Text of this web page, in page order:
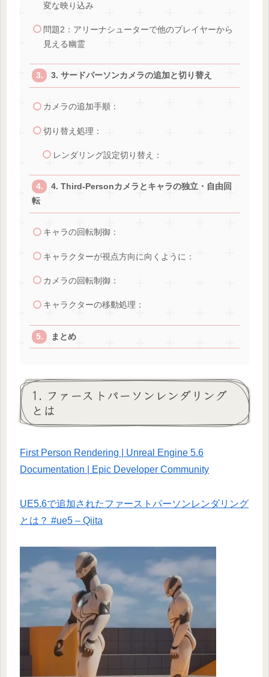
変な映り込み
問題2：アリーナシューターで他のプレイヤーから
見える幽霊
3. サードパーソンカメラの追加と切り替え
カメラの追加手順：
切り替え処理：
レンダリング設定切り替え：
4. Third-Personカメラとキャラの独立・自由回
転
キャラの回転制御：
キャラクターが視点方向に向くように：
カメラの回転制御：
キャラクターの移動処理：
まとめ
1. ファーストパーソンレンダリング
とは
First Person Rendering | Unreal Engine 5.6
Documentation | Epic Developer Community
UE5.6で追加されたファーストパーソンレンダリング
とは？ #ue5 – Qiita